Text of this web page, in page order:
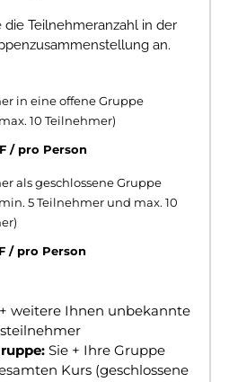
Teilnehmeranzahl in der
an.
in eine offene Gruppe
10 Teilnehmer)
/ pro Person
als geschlossene Gruppe
5 Teilnehmer und max. 10
/ pro Person
weitere Ihnen unbekannte
Sie + Ihre Gruppe
Kurs (geschlossene